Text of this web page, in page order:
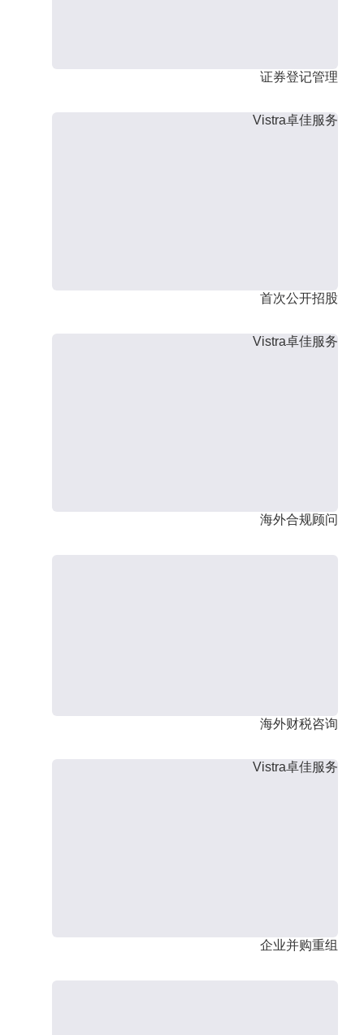
证券登记管理
Vistra卓佳服务
首次公开招股
Vistra卓佳服务
海外合规顾问
海外财税咨询
Vistra卓佳服务
企业并购重组